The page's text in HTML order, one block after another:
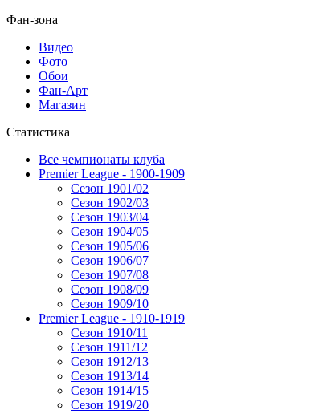
Фан-зона
Видео
Фото
Обои
Фан-Арт
Магазин
Статистика
Все чемпионаты клуба
Premier League - 1900-1909
Сезон 1901/02
Сезон 1902/03
Сезон 1903/04
Сезон 1904/05
Сезон 1905/06
Сезон 1906/07
Сезон 1907/08
Сезон 1908/09
Сезон 1909/10
Premier League - 1910-1919
Сезон 1910/11
Сезон 1911/12
Сезон 1912/13
Сезон 1913/14
Сезон 1914/15
Сезон 1919/20